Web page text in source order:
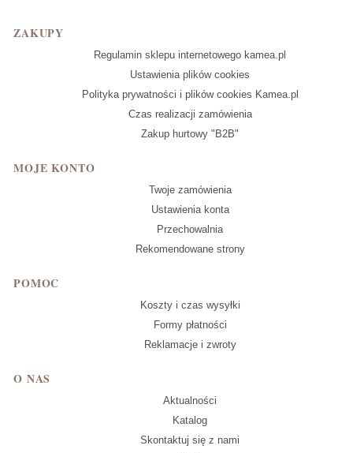
Linki w stopce
ZAKUPY
Regulamin sklepu internetowego kamea.pl
Ustawienia plików cookies
Polityka prywatności i plików cookies Kamea.pl
Czas realizacji zamówienia
Zakup hurtowy "B2B"
MOJE KONTO
Twoje zamówienia
Ustawienia konta
Przechowalnia
Rekomendowane strony
POMOC
Koszty i czas wysyłki
Formy płatności
Reklamacje i zwroty
O NAS
Aktualności
Katalog
Skontaktuj się z nami